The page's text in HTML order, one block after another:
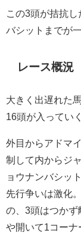
この3頭が拮抗
バシットまでが
レース概況
大きく出遅れた
16頭が入っていく
外目からアドマ
制して内からジ
ョウナンバシッ
先行争いは激化
の、3頭はつか
や開いて1コーナ